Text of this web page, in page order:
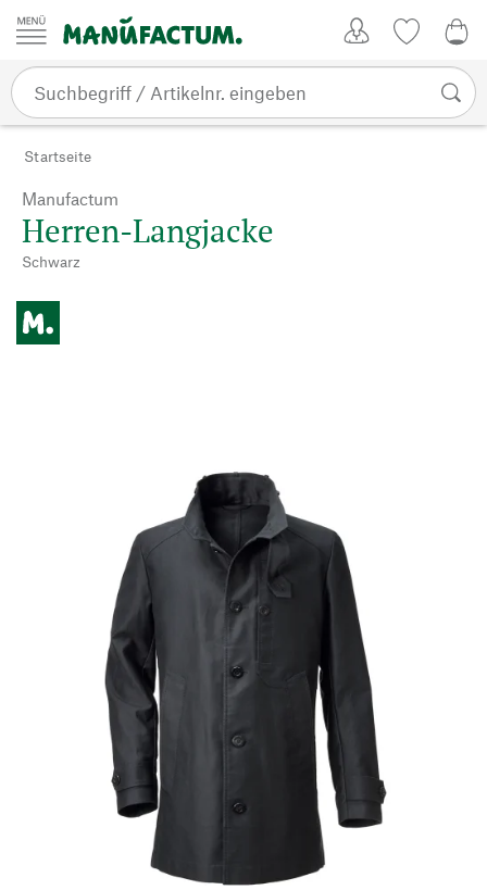
Zum Inhalt springen
Startseite
Manufactum
Herren-Langjacke
Schwarz